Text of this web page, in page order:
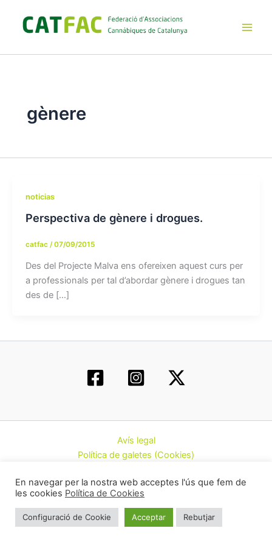
contenido
gènere
noticias
Perspectiva de gènere i drogues.
catfac /07/09/2015
Des del Projecte Malva ens ofereixen aquest curs per
a professionals per tal d’abordar gènere i drogues tan
des de […]
Avís legal
Política de galetes (Cookies)
Contacte
Cannàbiques de Catalunya (CatFAC)
En navegar per la nostra web acceptes l'ús que fem de
les cookies Política de Cookies
Configuració de Cookie Acceptar Rebutjar